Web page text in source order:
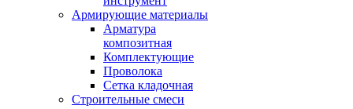
Армирующие материалы
Арматура
композитная
Комплектующие
Проволока
Сетка кладочная
Строительные смеси